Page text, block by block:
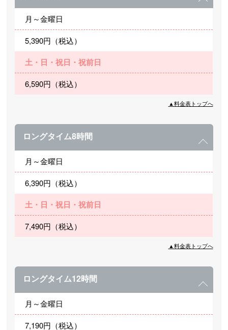
月～金曜日
5,390円（税込）
土・日・祝日・祝前日
6,590円（税込）
▲料金表トップへ
ロングタイム8時間
月～金曜日
6,390円（税込）
土・日・祝日・祝前日
7,490円（税込）
▲料金表トップへ
ロングタイム12時間
月～金曜日
7,190円（税込）